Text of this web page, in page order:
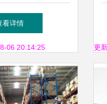
式联运新生态
看详情
06 20:14:25 更